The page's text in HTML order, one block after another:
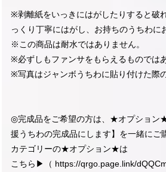
※剥離紙をいっきにはがしたりすると破
っくり丁寧にはがし、お持ちのうちわに
※この商品は耐水ではありません。
※必ずしもファンサをもらえるものでは
※写真はジャンボうちわに貼り付けた際
◎完成品をご希望の方は、★オプション
援うちわの完成品にします】を一緒にご
カテゴリーの★オプション★は
こちら▶︎（ https://qrgo.page.link/